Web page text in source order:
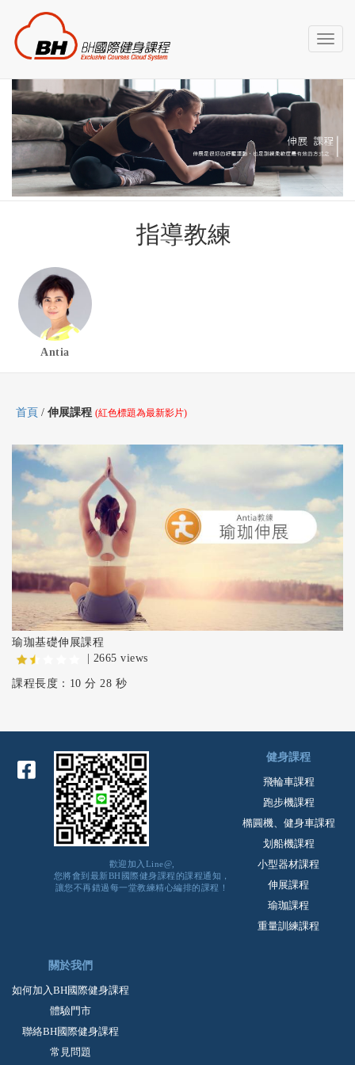
Toggle
指導教練
Antia
首頁 / 伸展課程 (紅色標題為最新影片)
瑜珈基礎伸展課程
| 2665 views
課程長度：10 分 28 秒
歡迎加入Line@,
您將會到最新BH國際健身課程的課程通知，
讓您不再錯過每一堂教練精心編排的課程！
健身課程
飛輪車課程
跑步機課程
橢圓機、健身車課程
划船機課程
小型器材課程
伸展課程
瑜珈課程
重量訓練課程
關於我們
如何加入BH國際健身課程
體驗門市
聯絡BH國際健身課程
常見問題